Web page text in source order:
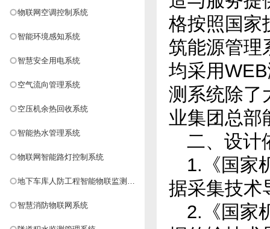
物联网空调控制系统
智能环境感知系统
智慧安全用电系统
空气流向管理系统
空压机余热回收系统
智能热水管理系统
物联网智能路灯控制系统
地下车库人防工程智能物联监测系
统
智慧消防物联网系统
格按照国家
筑能源管理
均采用
测系统除了
业集团总部
二、设计
1.《国家
据采集技术
2.《国家